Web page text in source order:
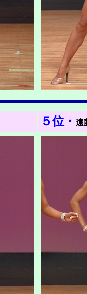
５位・ 遠